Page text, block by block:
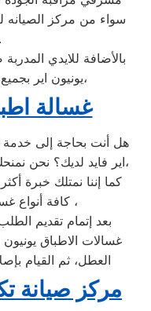
سواء من مركز الصيانه
منزل العميل.
بالأضافة للايدي
يونيون اير بجميع موديلاتها القديم منها والحديث،
غسالة
هل أنت بحاجة إلى خدمة
اير فايد لديك؟ نحن نمنحك خدمة الصيانة الفورية التي ترغب بها،
كافة أنواع غسالات الأطباق يونيون اير فايد ،
بعد إتمام تقديم
غسالات الاطباق يونيون
العطل، ثم القيام
مركز صيانة